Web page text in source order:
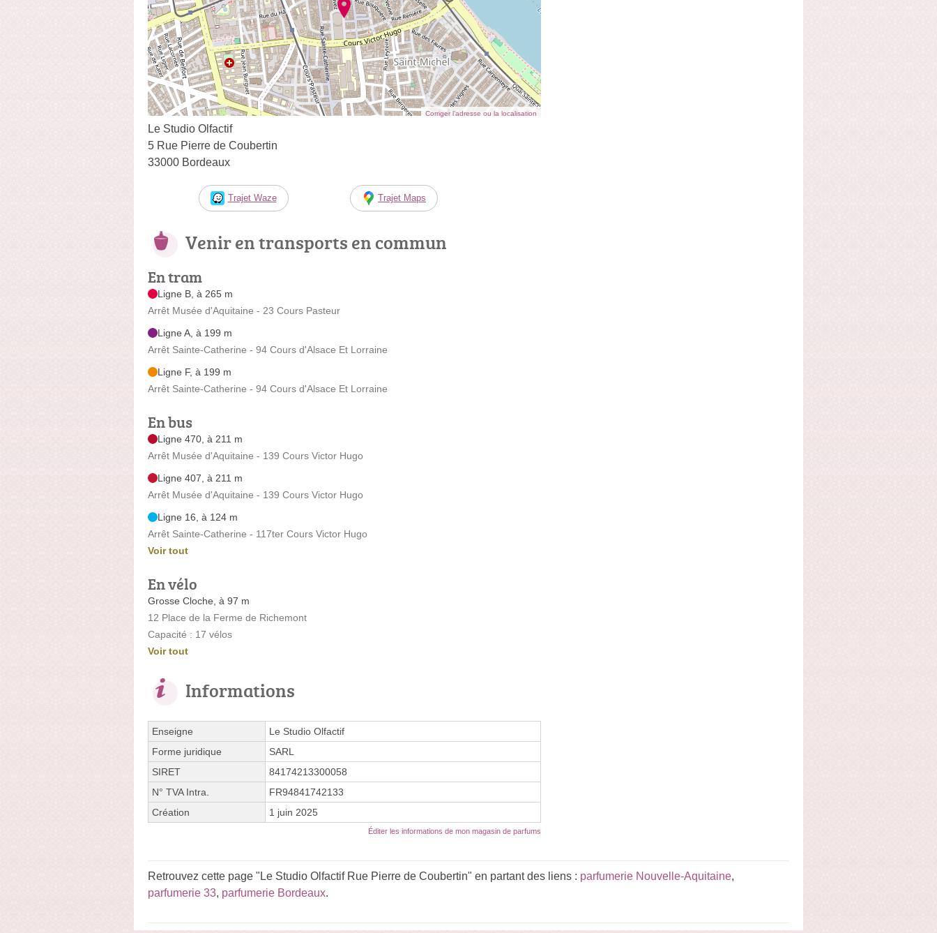
Corriger l’adresse ou la localisation
Le Studio Olfactif
5 Rue Pierre de Coubertin
33000 Bordeaux
Trajet Waze Trajet Maps
Venir en transports en commun
En tram
Ligne B, à 265 m
Arrêt Musée d'Aquitaine - 23 Cours Pasteur
Ligne A, à 199 m
Arrêt Sainte-Catherine - 94 Cours d'Alsace Et Lorraine
Ligne F, à 199 m
Arrêt Sainte-Catherine - 94 Cours d'Alsace Et Lorraine
En bus
Ligne 470, à 211 m
Arrêt Musée d'Aquitaine - 139 Cours Victor Hugo
Ligne 407, à 211 m
Arrêt Musée d'Aquitaine - 139 Cours Victor Hugo
Ligne 16, à 124 m
Arrêt Sainte-Catherine - 117ter Cours Victor Hugo
Voir tout
En vélo
Grosse Cloche, à 97 m
12 Place de la Ferme de Richemont
Capacité : 17 vélos
Voir tout
Informations
Enseigne
Le Studio Olfactif
Forme juridique
SARL
SIRET
84174213300058
N° TVA Intra.
FR94841742133
Création
1 juin 2025
Éditer les informations de mon magasin de parfums
Retrouvez cette page "Le Studio Olfactif Rue Pierre de Coubertin" en partant des liens : parfumerie Nouvelle-Aquitaine,
parfumerie 33, parfumerie Bordeaux.